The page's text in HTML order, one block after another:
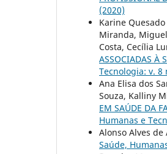
(2020)
Karine
Miranda,
Costa, Cecília
ASSOCIADAS À
Tecnologia: v. 8
Ana Elisa dos
Souza, Kalliny
EM SAÚDE DA
Humanas e
Alonso Alves de
Saúde,